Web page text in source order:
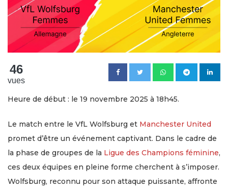
46
vues
Heure de début : le 19 novembre 2025 à 18h45.
Le match entre le VfL Wolfsburg et Manchester United
promet d’être un événement captivant. Dans le cadre de
la phase de groupes de la Ligue des Champions féminine,
ces deux équipes en pleine forme cherchent à s’imposer.
Wolfsburg, reconnu pour son attaque puissante, affronte